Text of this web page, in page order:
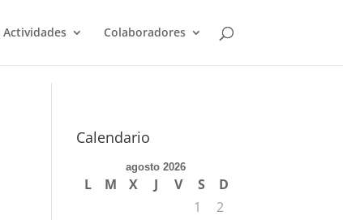
Actividades Colaboradores
Calendario
agosto 2026
L M X J V S
D
1
2